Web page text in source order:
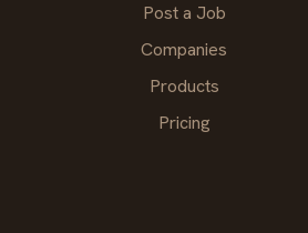
Post a Job
Companies
Products
Pricing